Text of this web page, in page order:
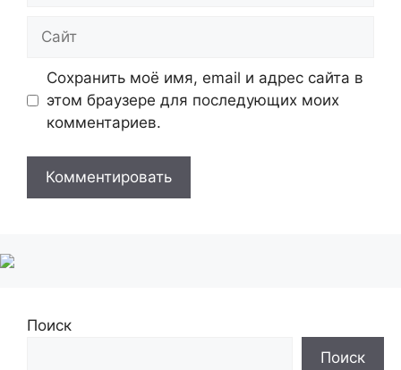
Сохранить моё имя, email и адрес сайта в
этом браузере для последующих моих
комментариев.
Поиск
Поиск